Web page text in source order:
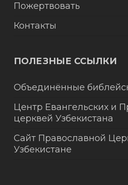
Пожертвовать
Контакты
ПОЛЕЗНЫЕ ССЫЛКИ
Объединённые
Центр Евангельских и
церквей Узбекистана
Сайт Православной
Узбекистане